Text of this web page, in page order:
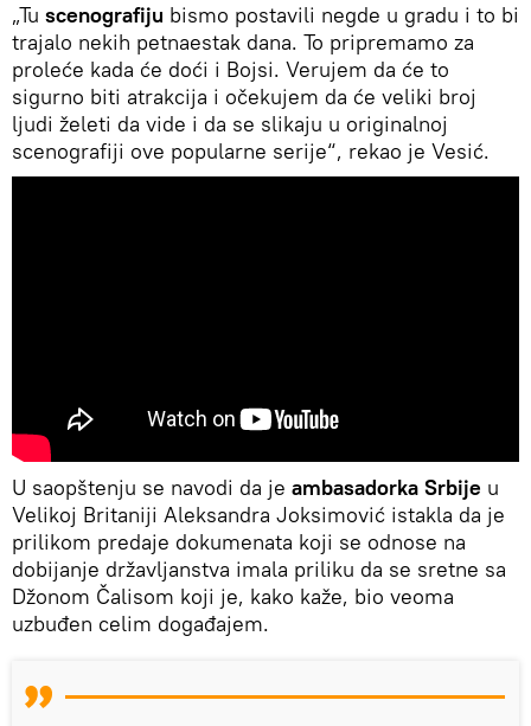
„Tu scenografiju bismo postavili negde u gradu i to bi
trajalo nekih petnaestak dana. To pripremamo za
proleće kada će doći i Bojsi. Verujem da će to
sigurno biti atrakcija i očekujem da će veliki broj
ljudi želeti da vide i da se slikaju u originalnoj
scenografiji ove popularne serije“, rekao je Vesić.
U saopštenju se navodi da je ambasadorka Srbije u
Velikoj Britaniji Aleksandra Joksimović istakla da je
prilikom predaje dokumenata koji se odnose na
dobijanje državljanstva imala priliku da se sretne sa
Džonom Čalisom koji je, kako kaže, bio veoma
uzbuđen celim događajem.